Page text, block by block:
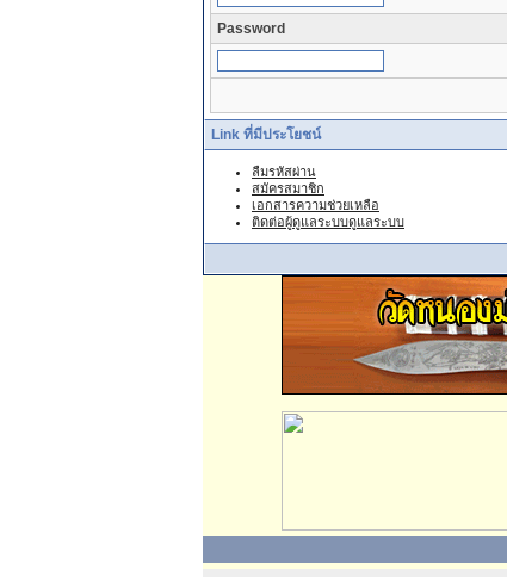
Password
Link ที่มีประโยชน์
ลืมรหัสผ่าน
สมัครสมาชิก
เอกสารความช่วยเหลือ
ติดต่อผู้ดูแลระบบดูแลระบบ